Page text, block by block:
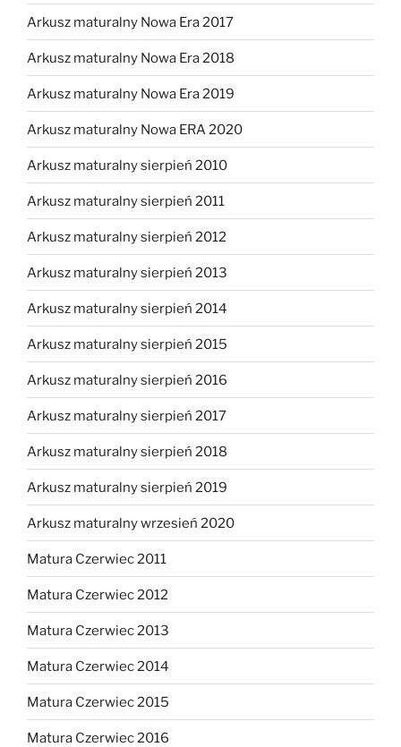
Arkusz maturalny Nowa Era 2017
Arkusz maturalny Nowa Era 2018
Arkusz maturalny Nowa Era 2019
Arkusz maturalny Nowa ERA 2020
Arkusz maturalny sierpień 2010
Arkusz maturalny sierpień 2011
Arkusz maturalny sierpień 2012
Arkusz maturalny sierpień 2013
Arkusz maturalny sierpień 2014
Arkusz maturalny sierpień 2015
Arkusz maturalny sierpień 2016
Arkusz maturalny sierpień 2017
Arkusz maturalny sierpień 2018
Arkusz maturalny sierpień 2019
Arkusz maturalny wrzesień 2020
Matura Czerwiec 2011
Matura Czerwiec 2012
Matura Czerwiec 2013
Matura Czerwiec 2014
Matura Czerwiec 2015
Matura Czerwiec 2016